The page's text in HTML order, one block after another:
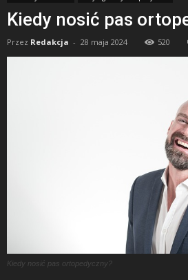
Kiedy nosić pas
Przez Redakcja - 28 maja 2024 520
Kiedy nosić pas ortopedyczny?